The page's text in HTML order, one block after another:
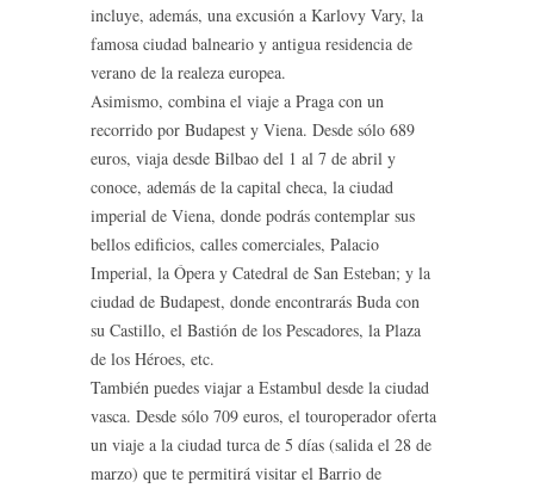
incluye, además, una excusión a Karlovy Vary, la
famosa ciudad balneario y antigua residencia de
verano de la realeza europea.
Asimismo, combina el viaje a Praga con un
recorrido por Budapest y Viena. Desde sólo 689
euros, viaja desde Bilbao del 1 al 7 de abril y
conoce, además de la capital checa, la ciudad
imperial de Viena, donde podrás contemplar sus
bellos edificios, calles comerciales, Palacio
Imperial, la Ópera y Catedral de San Esteban; y la
ciudad de Budapest, donde encontrarás Buda con
su Castillo, el Bastión de los Pescadores, la Plaza
de los Héroes, etc.
También puedes viajar a Estambul desde la ciudad
vasca. Desde sólo 709 euros, el touroperador oferta
un viaje a la ciudad turca de 5 días (salida el 28 de
marzo) que te permitirá visitar el Barrio de